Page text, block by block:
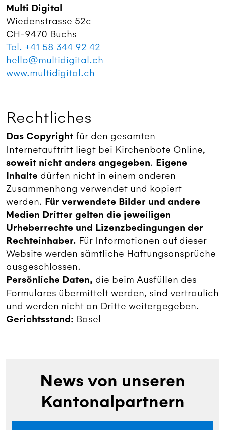
Multi Digital
Wiedenstrasse 52c
CH-9470 Buchs
Tel. +41 58 344 92 42
hello@multidigital.ch
www.multidigital.ch
Rechtliches
Das Copyright für den gesamten
Internetauftritt liegt bei Kirchenbote Online,
soweit nicht anders angegeben. Eigene
Inhalte dürfen nicht in einem anderen
Zusammenhang verwendet und kopiert
werden. Für verwendete Bilder und andere
Medien Dritter gelten die jeweiligen
Urheberrechte und Lizenzbedingungen der
Rechteinhaber. Für Informationen auf dieser
Website werden sämtliche Haftungsansprüche
ausgeschlossen.
Persönliche Daten, die beim Ausfüllen des
Formulares übermittelt werden, sind vertraulich
und werden nicht an Dritte weitergegeben.
Gerichtsstand: Basel
News von unseren
Kantonalpartnern